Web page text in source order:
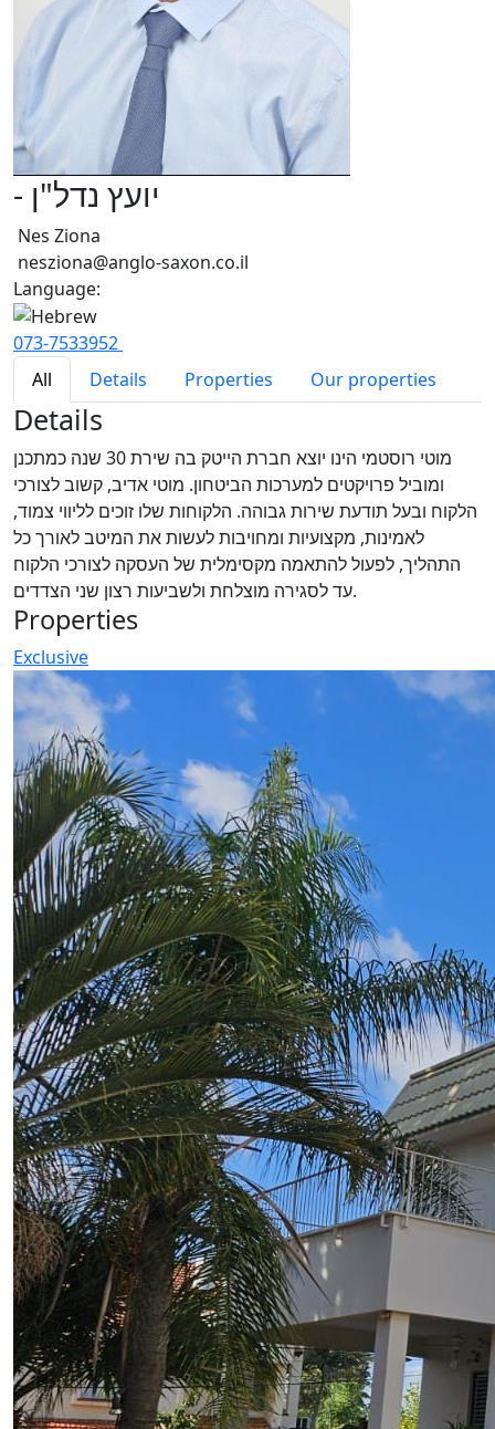
- יועץ נדל"ן
Nes Ziona
nesziona@anglo-saxon.co.il
Language:
073-7533952
All
Details Properties Our properties
Details
מוטי רוסטמי הינו יוצא חברת הייטק בה שירת 30 שנה כמתכנן
ומוביל פרויקטים למערכות הביטחון. מוטי אדיב, קשוב לצורכי
הלקוח ובעל תודעת שירות גבוהה. הלקוחות שלו זוכים לליווי צמוד,
לאמינות, מקצועיות ומחויבות לעשות את המיטב לאורך כל
התהליך, לפעול להתאמה מקסימלית של העסקה לצורכי הלקוח
עד לסגירה מוצלחת ולשביעות רצון שני הצדדים.
Properties
Exclusive